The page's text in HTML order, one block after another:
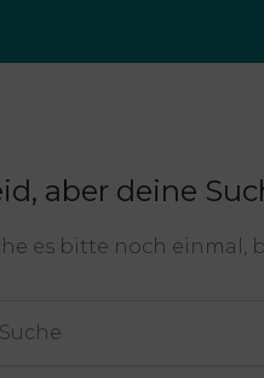
aber deine
es bitte noch einmal,